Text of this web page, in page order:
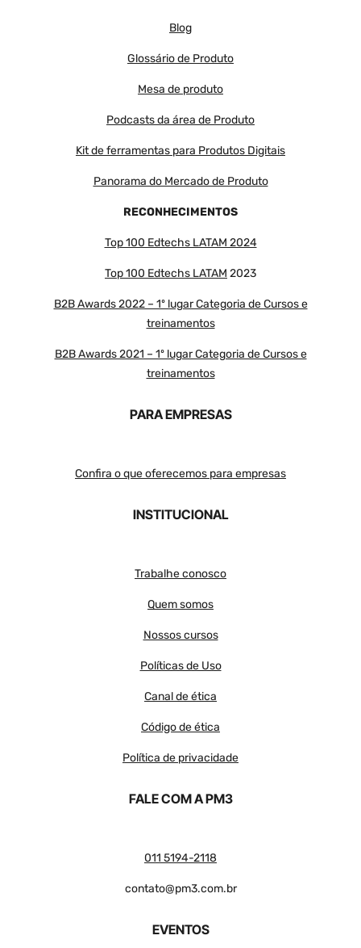
Blog
Glossário de Produto
Mesa de produto
Podcasts da área de Produto
Kit de ferramentas para Produtos Digitais
Panorama do Mercado de Produto
RECONHECIMENTOS
Top 100 Edtechs LATAM 2024
Top 100 Edtechs LATAM 2023
B2B Awards 2022 – 1º lugar Categoria de Cursos e
treinamentos
B2B Awards 2021 – 1º lugar Categoria de Cursos e
treinamentos
PARA EMPRESAS
Confira o que oferecemos para empresas
INSTITUCIONAL
Trabalhe conosco
Quem somos
Nossos cursos
Políticas de Uso
Canal de ética
Código de ética
Política de privacidade
FALE COM A PM3
011 5194-2118
contato@pm3.com.br
EVENTOS